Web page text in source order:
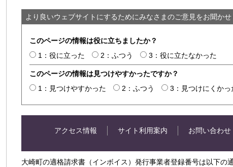
より良いウェブサイトにするためにみなさまのご意見をお聞かせ
このページの情報は役に立ちましたか？
1：役に立った
2：ふつう 3：役に立たなかった
このページの情報は見つけやすかったですか？
1：見つけやすかった
2：ふつう 3：見つけにくかっ
アクセス情報 サイト利用案内 お問い合わせ
大崎町の適格請求書（インボイス）発行事業者登録番号は以下の